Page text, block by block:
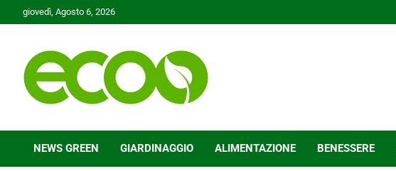
to
giovedì, Agosto 6, 2026
Ecoo.it
NEWS GREEN GIARDINAGGIO ALIMENTAZIONE BENESSERE